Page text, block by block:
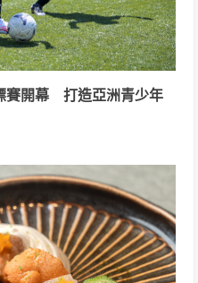
賽開幕 打造亞洲青少年